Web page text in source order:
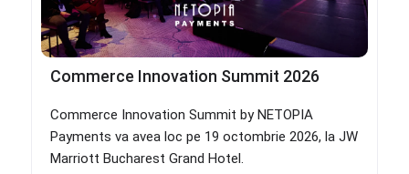
Commerce Innovation Summit 2026
Commerce Innovation Summit by NETOPIA
Payments va avea loc pe 19 octombrie 2026, la JW
Marriott Bucharest Grand Hotel.